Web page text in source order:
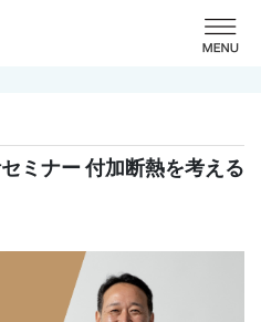
ミナー 付加断熱を考える